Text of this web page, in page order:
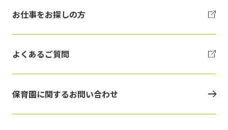
お仕事をお探しの方
よくあるご質問
保育園に関するお問い合わせ